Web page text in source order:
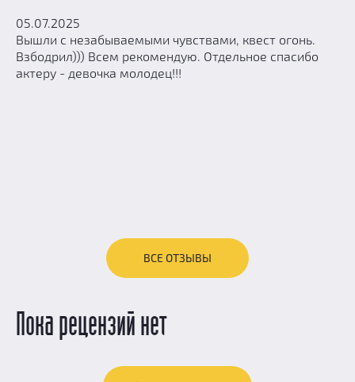
05.07.2025
Вышли с незабываемыми чувствами, квест огонь.
Взбодрил))) Всем рекомендую. Отдельное спасибо
актеру - девочка молодец!!!
ВСЕ ОТЗЫВЫ
Пока рецензий нет